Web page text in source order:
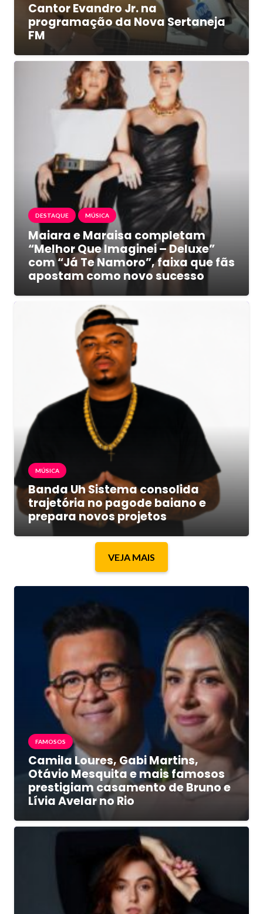
Cantor Evandro Jr. na
programação da Nova Sertaneja
FM
DESTAQUE MÚSICA
Maiara e Maraisa completam
“Melhor Que Imaginei – Deluxe”
com “Já Te Namoro”, faixa que fãs
apostam como novo sucesso
MÚSICA
Banda Uh Sistema consolida
trajetória no pagode baiano e
prepara novos projetos
VEJA MAIS
FAMOSOS
Camila Loures, Gabi Martins,
Otávio Mesquita e mais famosos
prestigiam casamento de Bruno e
Lívia Avelar no Rio